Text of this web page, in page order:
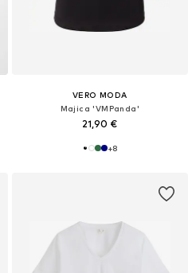
VERO MODA
Majica 'VMPanda'
21,90 €
+8